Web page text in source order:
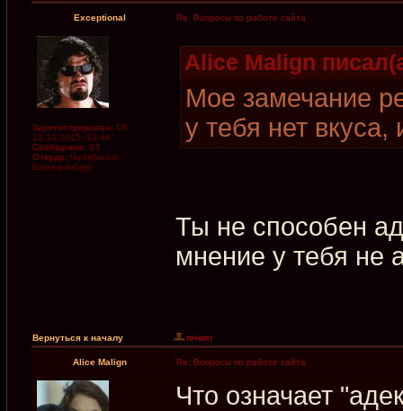
Exceptional Re: Вопросы по работе сайта
Зарегистрирован: Сб
10.10.2015, 13:44
Сообщения: 63
Откуда: Челябинск/
Екатеринбург
Alice Malign
Мое замечание
у тебя нет
Ты не способен
мнение у тебя не
Вернуться к началу
Alice Malign Re: Вопросы по работе сайта
Что означает